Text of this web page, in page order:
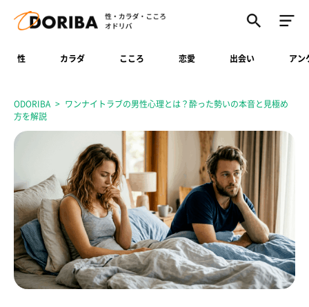
性 カラダ こころ 恋愛 出会い アン
ODORIBA
ワンナイトラブの男性心理とは？酔った勢いの本音と見極め
方を解説